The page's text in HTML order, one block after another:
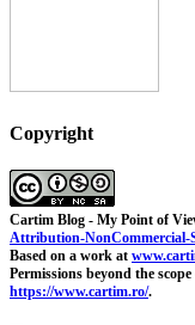
Copyright
Cartim Blog - My Point of
Attribution-NonCommercial-
Based on a work at
Permissions beyond the
https://www.cartim.ro/.